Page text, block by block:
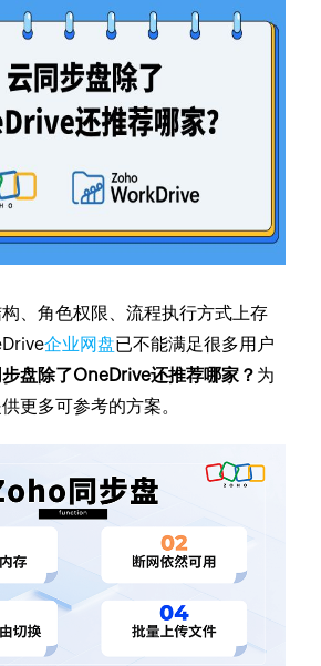
、角色权限、流程执行方式上存
企业网盘已不能满足很多用户
盘除了OneDrive还推荐哪家？ 为
更多可参考的方案。